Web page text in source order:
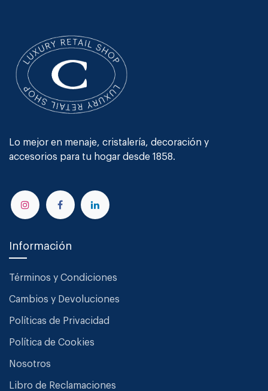
Lo mejor en menaje, cristalería, decoración y
accesorios para tu hogar desde 1858.
Información
Términos y Condiciones
Cambios y Devoluciones
Políticas de Privacidad
Política de Cookies
Nosotros
Libro de Reclamaciones